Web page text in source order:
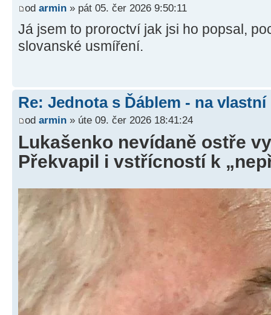
od armin » pát 05. čer 2026 9:50:11
Já jsem to proroctví jak jsi ho popsal,
slovanské usmíření.
Re: Jednota s Ďáblem - na
od armin » úte 09. čer 2026 18:41:24
Lukašenko nevídaně ostře
Překvapil i vstřícností k